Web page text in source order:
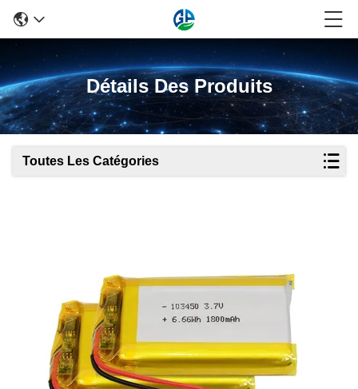
Détails Des Produits
Toutes Les Catégories